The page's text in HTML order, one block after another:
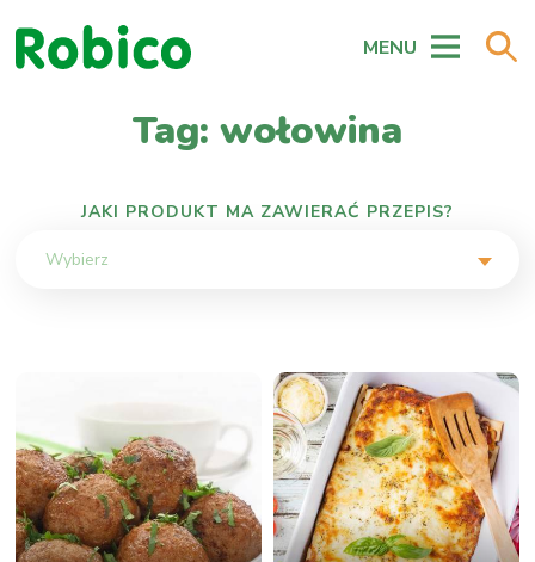
MENU
Tag: wołowina
JAKI PRODUKT MA ZAWIERAĆ PRZEPIS?
Wybierz